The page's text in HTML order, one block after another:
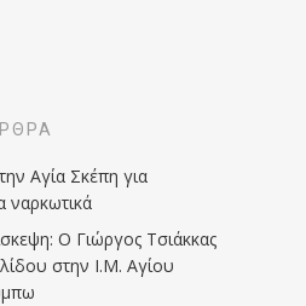
Αγία Σκέπη για
ναρκωτικά
Ο Γιώργος Τσιάκκας
στην Ι.Μ. Αγίου